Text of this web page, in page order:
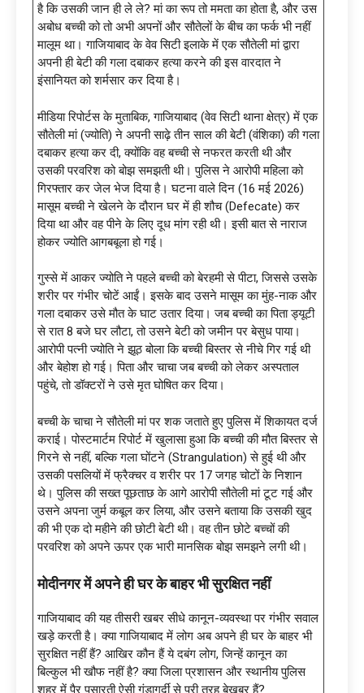
है कि उसकी जान ही ले ले? मां का रूप तो ममता का होता है, और उस
अबोध बच्ची को तो अभी अपनों और सौतेलों के बीच का फर्क भी नहीं
मालूम था। गाजियाबाद के वेव सिटी इलाके में एक सौतेली मां द्वारा
अपनी ही बेटी की गला दबाकर हत्या करने की इस वारदात ने
इंसानियत को शर्मसार कर दिया है।
मीडिया रिपोर्टस के मुताबिक, गाजियाबाद (वेव सिटी थाना क्षेत्र) में एक
सौतेली मां (ज्योति) ने अपनी साढ़े तीन साल की बेटी (वंशिका) की गला
दबाकर हत्या कर दी, क्योंकि वह बच्ची से नफरत करती थी और
उसकी परवरिश को बोझ समझती थी। पुलिस ने आरोपी महिला को
गिरफ्तार कर जेल भेज दिया है। घटना वाले दिन (16 मई 2026)
मासूम बच्ची ने खेलने के दौरान घर में ही शौच (Defecate) कर
दिया था और वह पीने के लिए दूध मांग रही थी। इसी बात से नाराज
होकर ज्योति आगबबूला हो गई।
गुस्से में आकर ज्योति ने पहले बच्ची को बेरहमी से पीटा, जिससे उसके
शरीर पर गंभीर चोटें आईं। इसके बाद उसने मासूम का मुंह-नाक और
गला दबाकर उसे मौत के घाट उतार दिया। जब बच्ची का पिता ड्यूटी
से रात 8 बजे घर लौटा, तो उसने बेटी को जमीन पर बेसुध पाया।
आरोपी पत्नी ज्योति ने झूठ बोला कि बच्ची बिस्तर से नीचे गिर गई थी
और बेहोश हो गई। पिता और चाचा जब बच्ची को लेकर अस्पताल
पहुंचे, तो डॉक्टरों ने उसे मृत घोषित कर दिया।
बच्ची के चाचा ने सौतेली मां पर शक जताते हुए पुलिस में शिकायत दर्ज
कराई। पोस्टमार्टम रिपोर्ट में खुलासा हुआ कि बच्ची की मौत बिस्तर से
गिरने से नहीं, बल्कि गला घोंटने (Strangulation) से हुई थी और
उसकी पसलियों में फ्रैक्चर व शरीर पर 17 जगह चोटों के निशान
थे। पुलिस की सख्त पूछताछ के आगे आरोपी सौतेली मां टूट गई और
उसने अपना जुर्म कबूल कर लिया, और उसने बताया कि उसकी खुद
की भी एक दो महीने की छोटी बेटी थी। वह तीन छोटे बच्चों की
परवरिश को अपने ऊपर एक भारी मानसिक बोझ समझने लगी थी।
मोदीनगर में अपने ही घर के बाहर भी सुरक्षित नहीं
गाजियाबाद की यह तीसरी खबर सीधे कानून-व्यवस्था पर गंभीर सवाल
खड़े करती है। क्या गाजियाबाद में लोग अब अपने ही घर के बाहर भी
सुरक्षित नहीं हैं? आखिर कौन हैं ये दबंग लोग, जिन्हें कानून का
बिल्कुल भी खौफ नहीं है? क्या जिला प्रशासन और स्थानीय पुलिस
शहर में पैर पसारती ऐसी गुंडागर्दी से पूरी तरह बेखबर हैं?